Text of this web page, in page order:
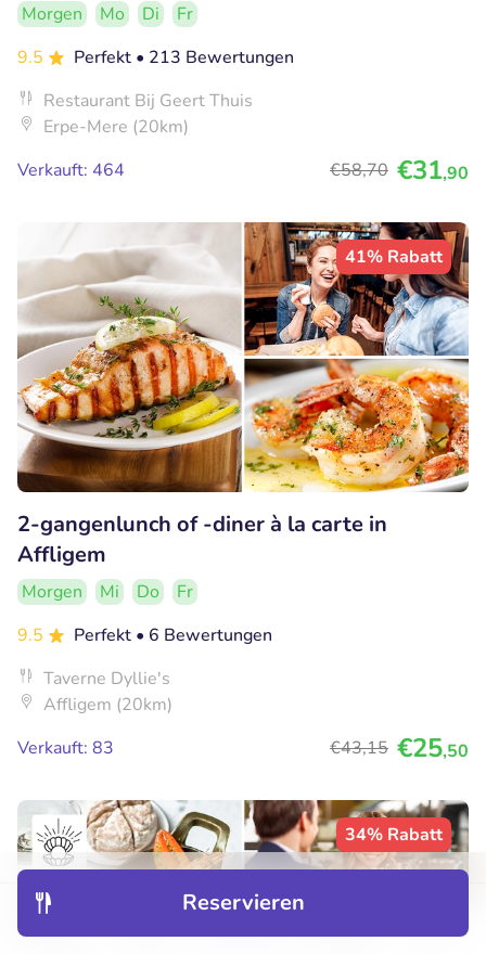
Entdecken
Reservieren
Morgen Mo Di
Fr
9.5
Perfekt • 213 Bewertungen
Restaurant Bij Geert Thuis
Erpe-Mere (20km)
Verkauft: 464
€58,70 €31,90
41% Rabatt
2-gangenlunch of -diner à la carte in
Affligem
Morgen Mi Do
Fr
9.5
Perfekt • 6 Bewertungen
Taverne Dyllie's
Affligem (20km)
Verkauft: 83
€43,15 €25,50
34% Rabatt